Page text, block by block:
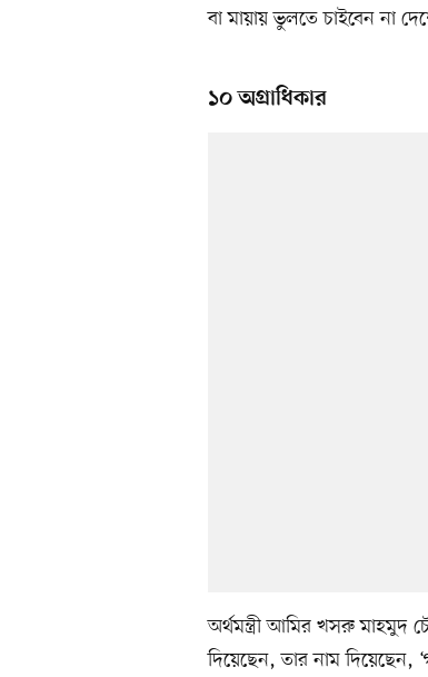
বা মায়ায় ভুলতে চাইবেন না
১০ অগ্রাধিকার
অর্থমন্ত্রী আমির খসরু মাহমুদ
দিয়েছেন, তার নাম দিয়েছেন,